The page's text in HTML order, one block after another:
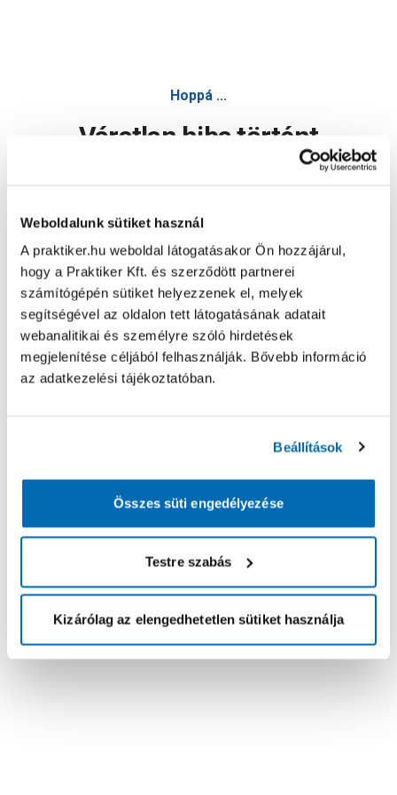
Weboldalunk sütiket használ
A praktiker.hu weboldal látogatásakor Ön hozzájárul,
hogy a Praktiker Kft. és szerződött partnerei
számítógépén sütiket helyezzenek el, melyek
segítségével az oldalon tett látogatásának adatait
webanalitikai és személyre szóló hirdetések
megjelenítése céljából felhasználják. Bővebb információ
az adatkezelési tájékoztatóban.
Beállítások
Összes süti engedélyezése
Testre szabás
Kizárólag az elengedhetetlen sütiket használja
Hoppá ...
Váratlan hiba történt
Oldal újratöltése